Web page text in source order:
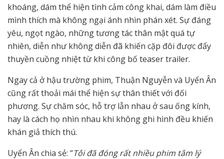
khoáng, dám thể hiện tình cảm công khai, dám làm điều
mình thích mà không ngại ánh nhìn phán xét. Sự đáng
yêu, ngọt ngào, những tương tác thân mật quá tự
nhiên, diễn như không diễn đã khiến cặp đôi được đẩy
thuyền cuồng nhiệt từ khi công bố teaser trailer.
Ngay cả ở hậu trường phim, Thuận Nguyễn và Uyển Ân
cũng rất thoải mái thể hiện sự thân thiết với đối
phương. Sự chăm sóc, hỗ trợ lẫn nhau ở sau ống kính,
hay là cách họ nhìn nhau khi không ghi hình đều khiến
khán giả thích thú.
Uyển Ân chia sẻ: “Tôi đã đóng rất nhiều phim tâm lý